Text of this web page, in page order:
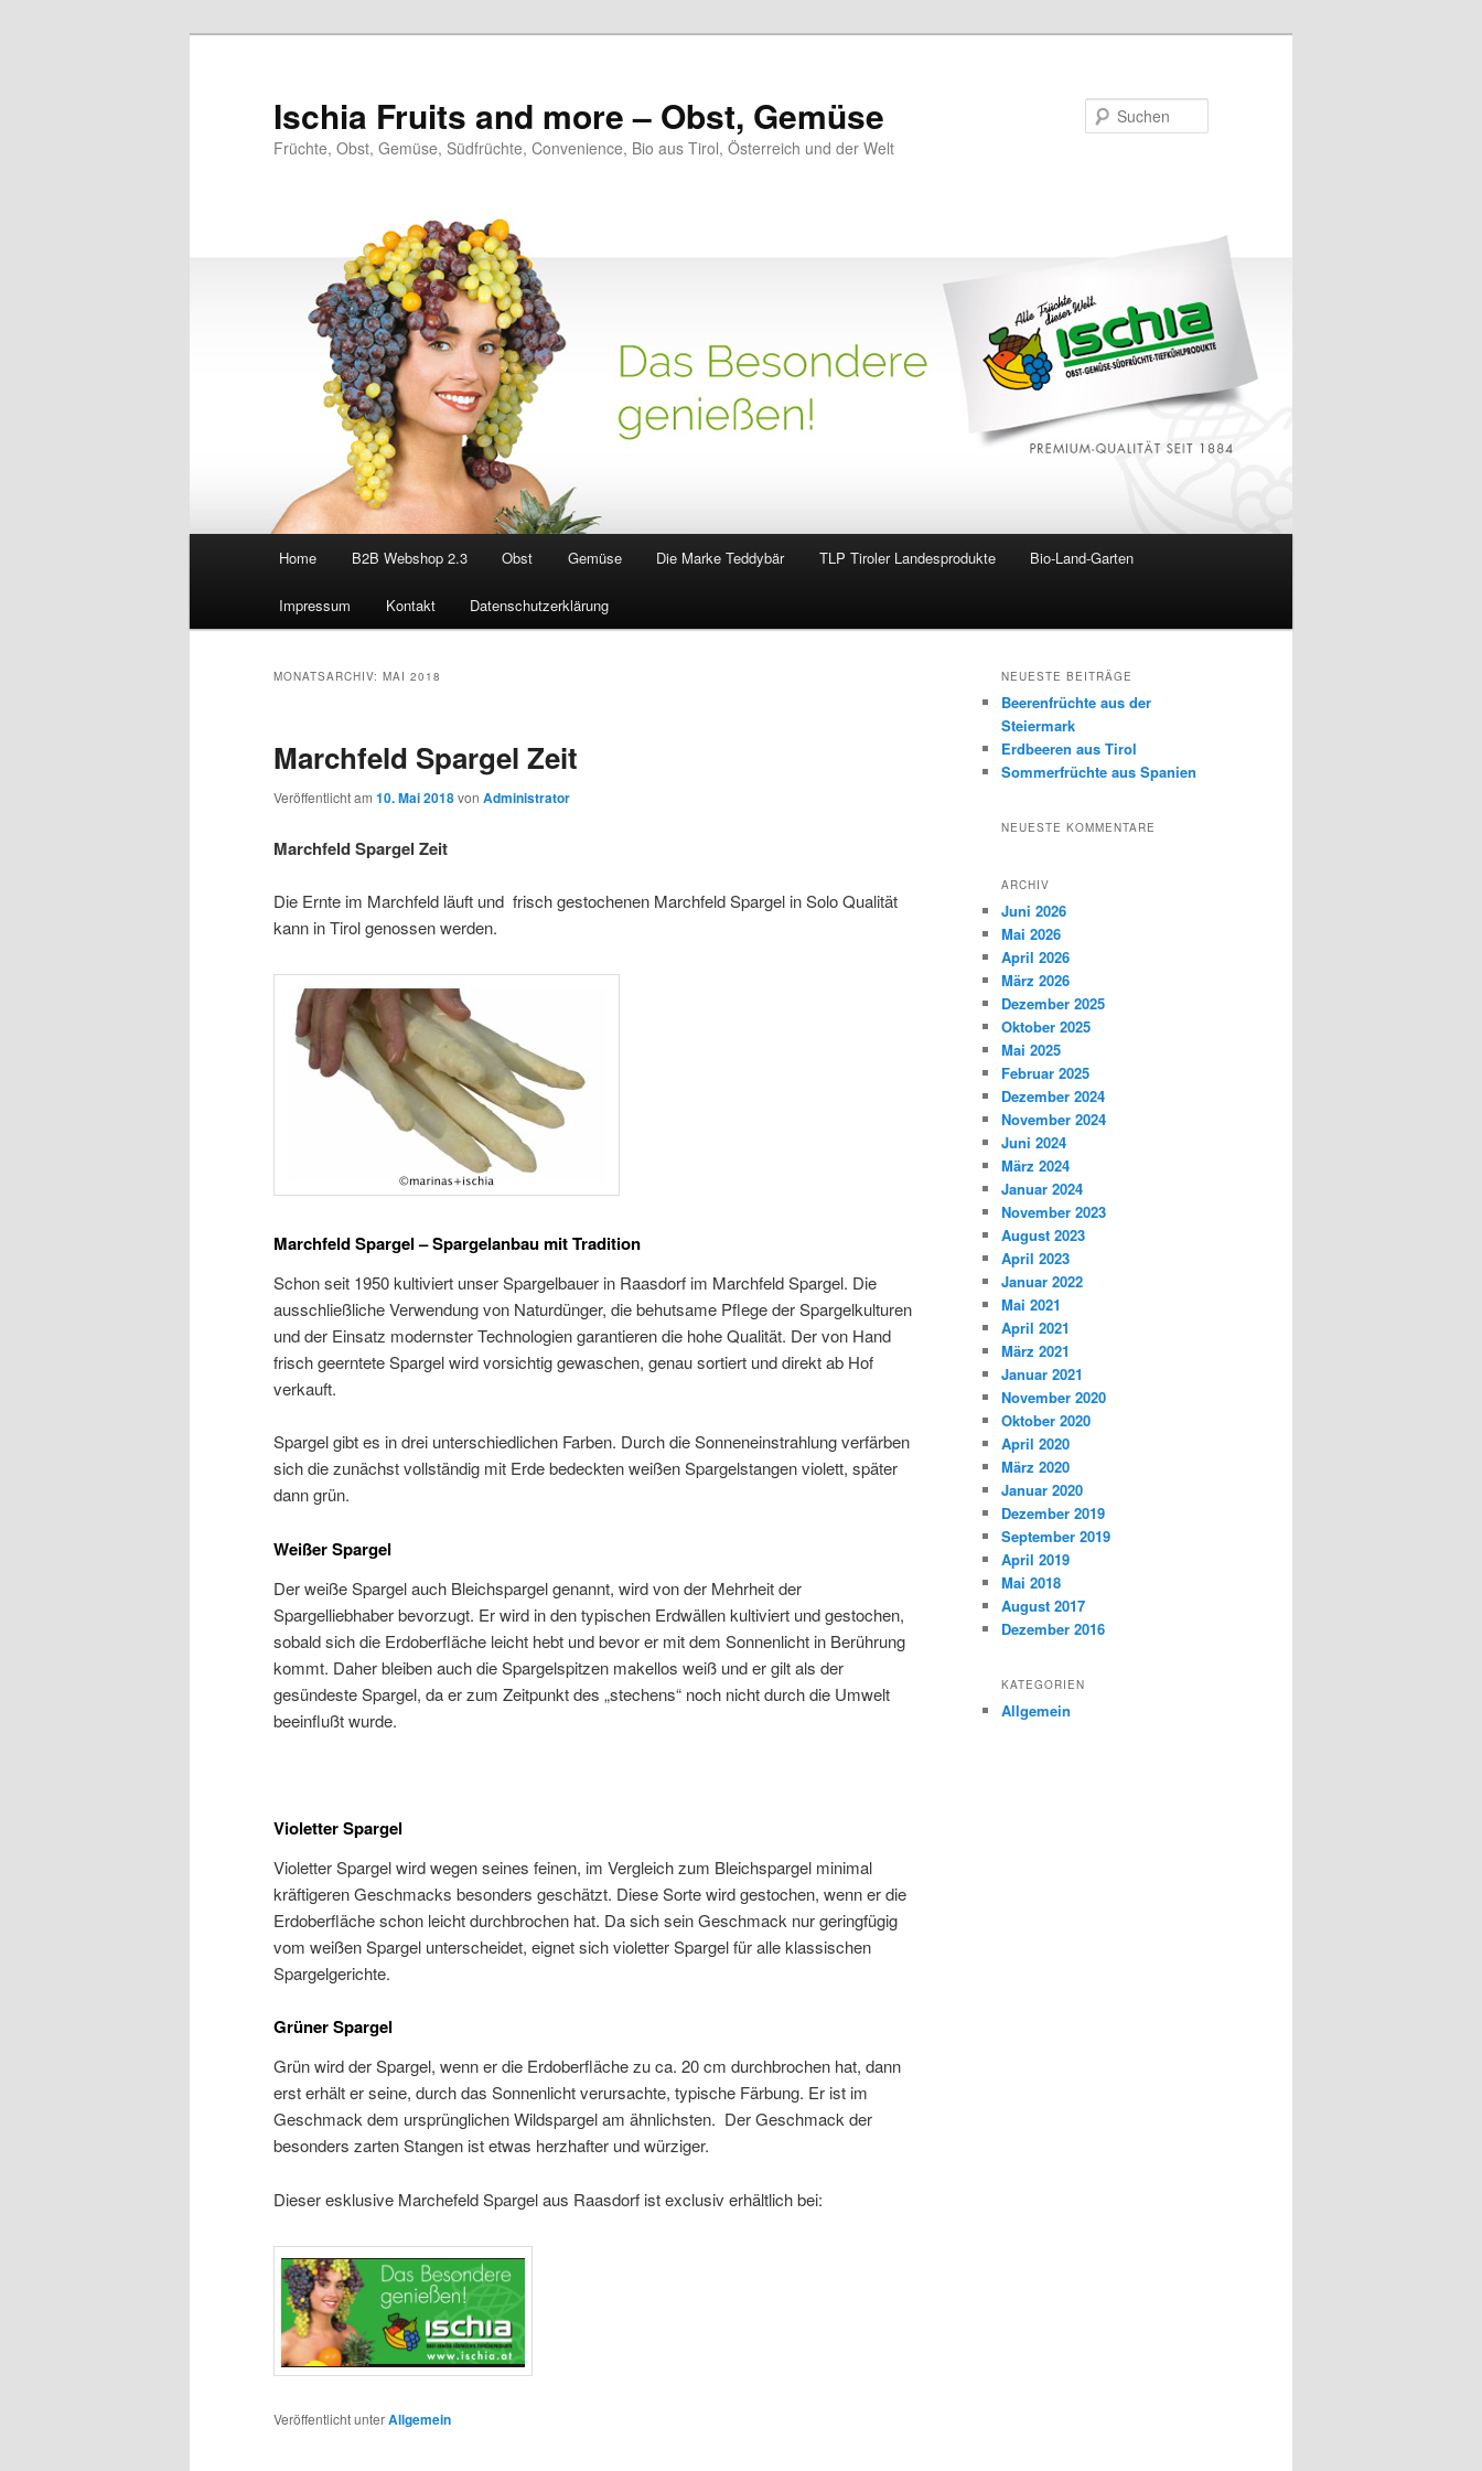
Ischia Fruits and more – Obst, Gemüse
Früchte, Obst, Gemüse, Südfrüchte, Convenience, Bio aus Tirol, Österreich und der Welt
Home B2B Webshop 2.3 Obst Gemüse Die Marke Teddybär TLP Tiroler Landesprodukte Bio-Land-Garten
Impressum Kontakt Datenschutzerklärung
MONATSARCHIV: MAI 2018
Marchfeld Spargel Zeit
Veröffentlicht am 10. Mai 2018von Administrator
Marchfeld Spargel Zeit
Die Ernte im Marchfeld läuft und frisch gestochenen Marchfeld Spargel in Solo Qualität
kann in Tirol genossen werden.
Marchfeld Spargel –Spargelanbau mit Tradition
Schon seit 1950 kultiviert unser Spargelbauer in Raasdorf im Marchfeld Spargel. Die
ausschließliche Verwendung von Naturdünger, die behutsame Pflege der Spargelkulturen
und der Einsatz modernster Technologien garantieren die hohe Qualität. Der von Hand
frisch geerntete Spargel wird vorsichtig gewaschen, genau sortiert und direkt ab Hof
verkauft.
Spargel gibt es in drei unterschiedlichen Farben. Durch die Sonneneinstrahlung verfärben
sich die zunächst vollständig mit Erde bedeckten weißen Spargelstangen violett, später
dann grün.
Weißer Spargel
Der weiße Spargel auch Bleichspargel genannt, wird von der Mehrheit der
Spargelliebhaber bevorzugt. Er wird in den typischen Erdwällen kultiviert und gestochen,
sobald sich die Erdoberfläche leicht hebt und bevor er mit dem Sonnenlicht in Berührung
kommt. Daher bleiben auch die Spargelspitzen makellos weiß und er gilt als der
gesündeste Spargel, da er zum Zeitpunkt des „stechens“ noch nicht durch die Umwelt
beeinflußt wurde.
Violetter Spargel
Violetter Spargel wird wegen seines feinen, im Vergleich zum Bleichspargel minimal
kräftigeren Geschmacks besonders geschätzt. Diese Sorte wird gestochen, wenn er die
Erdoberfläche schon leicht durchbrochen hat. Da sich sein Geschmack nur geringfügig
vom weißen Spargel unterscheidet, eignet sich violetter Spargel für alle klassischen
Spargelgerichte.
Grüner Spargel
Grün wird der Spargel, wenn er die Erdoberfläche zu ca. 20 cm durchbrochen hat, dann
erst erhält er seine, durch das Sonnenlicht verursachte, typische Färbung. Er ist im
Geschmack dem ursprünglichen Wildspargel am ähnlichsten. Der Geschmack der
besonders zarten Stangen ist etwas herzhafter und würziger.
Dieser esklusive Marchefeld Spargel aus Raasdorf ist exclusiv erhältlich bei:
Veröffentlicht unterAllgemein
NEUESTE BEITRÄGE
Beerenfrüchte aus der
Steiermark
Erdbeeren aus Tirol
Sommerfrüchte aus Spanien
NEUESTE KOMMENTARE
ARCHIV
Juni 2026
Mai 2026
April 2026
März 2026
Dezember 2025
Oktober 2025
Mai 2025
Februar 2025
Dezember 2024
November 2024
Juni 2024
März 2024
Januar 2024
November 2023
August 2023
April 2023
Januar 2022
Mai 2021
April 2021
März 2021
Januar 2021
November 2020
Oktober 2020
April 2020
März 2020
Januar 2020
Dezember 2019
September 2019
April 2019
Mai 2018
August 2017
Dezember 2016
KATEGORIEN
Allgemein